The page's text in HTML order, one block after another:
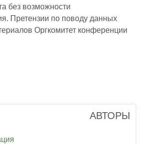
без возможности
Претензии по поводу данных
Оргкомитет конференции
АВТОРЫ